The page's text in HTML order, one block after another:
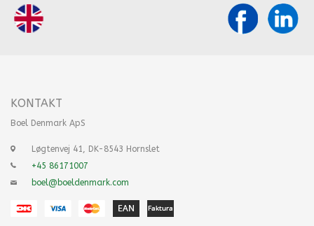
KONTAKT
Boel Denmark ApS
Løgtenvej 41, DK-8543 Hornslet
+45 86171007
boel@boeldenmark.com